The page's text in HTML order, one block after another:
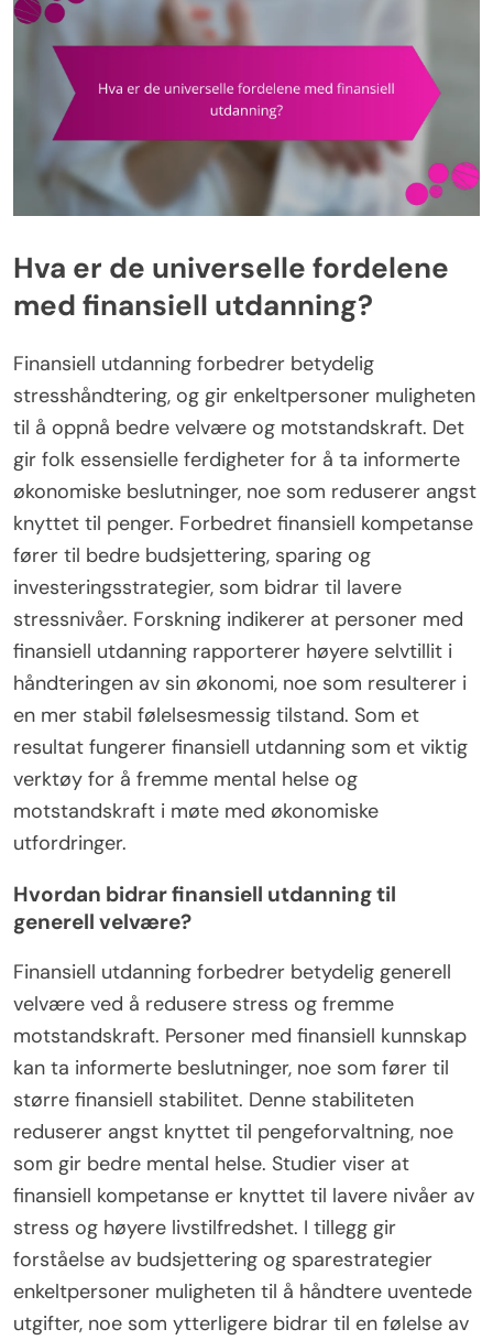
Hva er de universelle fordelene
med finansiell utdanning?
Finansiell utdanning forbedrer betydelig
stresshåndtering, og gir enkeltpersoner muligheten
til å oppnå bedre velvære og motstandskraft. Det
gir folk essensielle ferdigheter for å ta informerte
økonomiske beslutninger, noe som reduserer angst
knyttet til penger. Forbedret finansiell kompetanse
fører til bedre budsjettering, sparing og
investeringsstrategier, som bidrar til lavere
stressnivåer. Forskning indikerer at personer med
finansiell utdanning rapporterer høyere selvtillit i
håndteringen av sin økonomi, noe som resulterer i
en mer stabil følelsesmessig tilstand. Som et
resultat fungerer finansiell utdanning som et viktig
verktøy for å fremme mental helse og
motstandskraft i møte med økonomiske
utfordringer.
Hvordan bidrar finansiell utdanning til
generell velvære?
Finansiell utdanning forbedrer betydelig generell
velvære ved å redusere stress og fremme
motstandskraft. Personer med finansiell kunnskap
kan ta informerte beslutninger, noe som fører til
større finansiell stabilitet. Denne stabiliteten
reduserer angst knyttet til pengeforvaltning, noe
som gir bedre mental helse. Studier viser at
finansiell kompetanse er knyttet til lavere nivåer av
stress og høyere livstilfredshet. I tillegg gir
forståelse av budsjettering og sparestrategier
enkeltpersoner muligheten til å håndtere uventede
utgifter, noe som ytterligere bidrar til en følelse av